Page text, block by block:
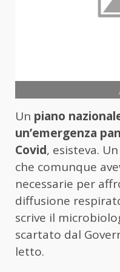
Un piano
un’emergenza
Covid, esisteva.
che comunque
necessarie per
diffusione
scrive il
scartato dal
letto.